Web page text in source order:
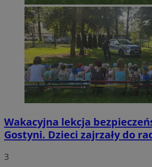
Wakacyjna lekcja
Gostyni. Dzieci zajrzały do
3